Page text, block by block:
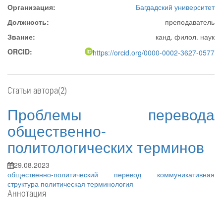
Организация:
Багдадский университет
Должность:
преподаватель
Звание:
канд. филол. наук
ORCID:
https://orcid.org/0000-0002-3627-0577
Статьи автора(2)
Проблемы перевода
общественно-
политологических терминов
29.08.2023
общественно-политический перевод коммуникативная
структура политическая терминология
Аннотация